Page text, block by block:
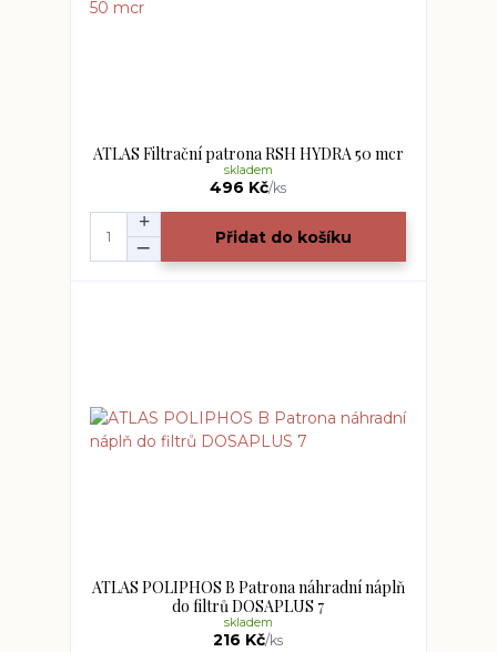
ATLAS Filtrační patrona RSH HYDRA 50 mcr
496 Kč/ks
skladem
Přidat do košíku
ATLAS POLIPHOS B Patrona náhradní náplň
do filtrů DOSAPLUS 7
216 Kč/ks
skladem